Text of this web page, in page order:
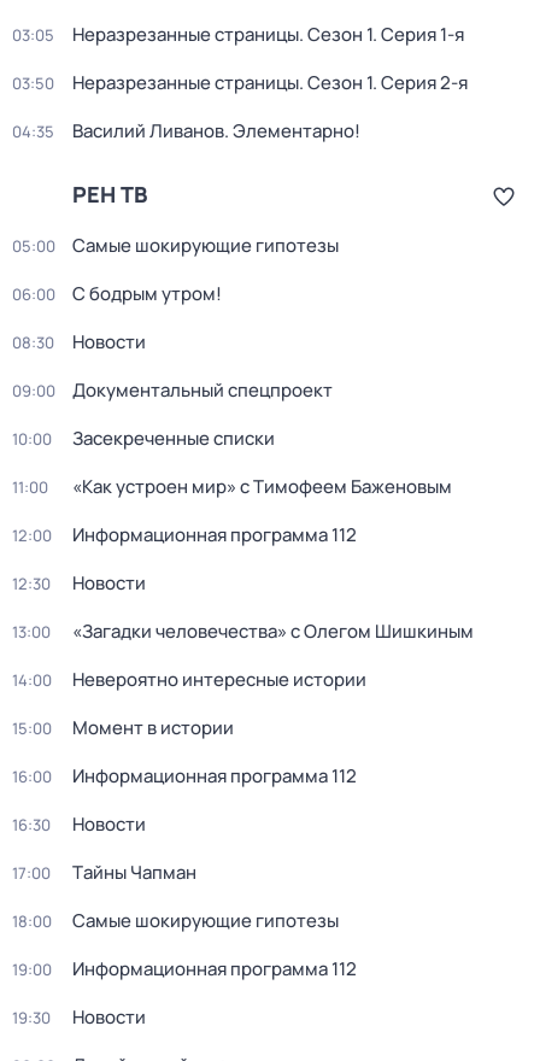
03:05 Неразрезанные страницы. Сезон 1. Серия 1-я
03:50 Неразрезанные страницы. Сезон 1. Серия 2-я
04:35 Василий Ливанов. Элементарно!
РЕН ТВ
05:00 Самые шoкиpующие гипотезы
06:00 С бодрым утром!
08:30 Новости
09:00 Документальный спецпроект
10:00 Заcекрeченные списки
11:00 «Как устроен мир» с Тимофеем Баженовым
12:00 Информационная программа 112
12:30 Новости
13:00 «Загадки человечества» с Олегом Шишкиным
14:00 Невероятно интересные истории
15:00 Момент в истории
16:00 Информационная программа 112
16:30 Новости
17:00 Тaйны Чапман
18:00 Самые шoкиpующие гипотезы
19:00 Информационная программа 112
19:30 Новости